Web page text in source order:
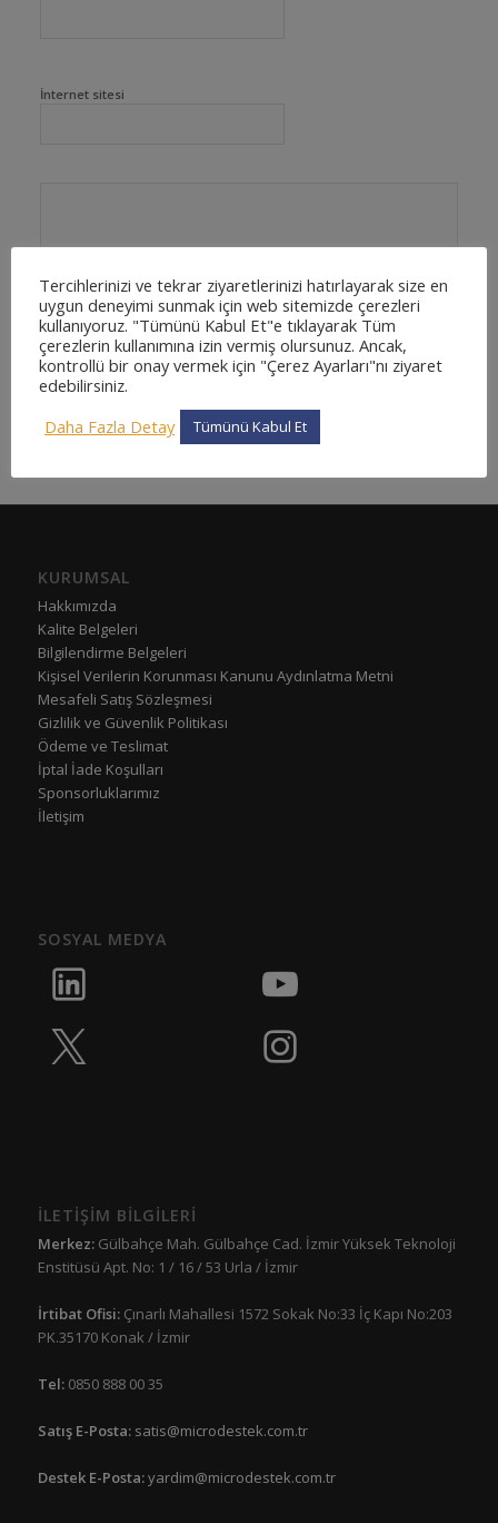
İnternet sitesi
KURUMSAL
Hakkımızda
Kalite Belgeleri
Bilgilendirme Belgeleri
Kişisel Verilerin Korunması Kanunu Aydınlatma Metni
Mesafeli Satış Sözleşmesi
Gizlilik ve Güvenlik Politikası
Ödeme ve Teslimat
İptal İade Koşulları
Sponsorluklarımız
İletişim
SOSYAL MEDYA
İLETİŞİM BİLGİLERİ
Merkez:Gülbahçe Mah. Gülbahçe Cad. İzmir Yüksek Teknoloji
Enstitüsü Apt. No: 1 / 16 / 53 Urla / İzmir
İrtibat Ofisi: Çınarlı Mahallesi 1572 Sokak No:33 İç Kapı No:203
PK.35170 Konak / İzmir
Tel:0850 888 00 35
Satış E-Posta: satis@microdestek.com.tr
Destek E-Posta:yardim@microdestek.com.tr
Tercihlerinizi ve tekrar ziyaretlerinizi hatırlayarak size en
uygun deneyimi sunmak için web sitemizde çerezleri
kullanıyoruz. "Tümünü Kabul Et"e tıklayarak Tüm
çerezlerin kullanımına izin vermiş olursunuz. Ancak,
kontrollü bir onay vermek için "Çerez Ayarları"nı ziyaret
edebilirsiniz.
Daha Fazla Detay
Tümünü Kabul Et